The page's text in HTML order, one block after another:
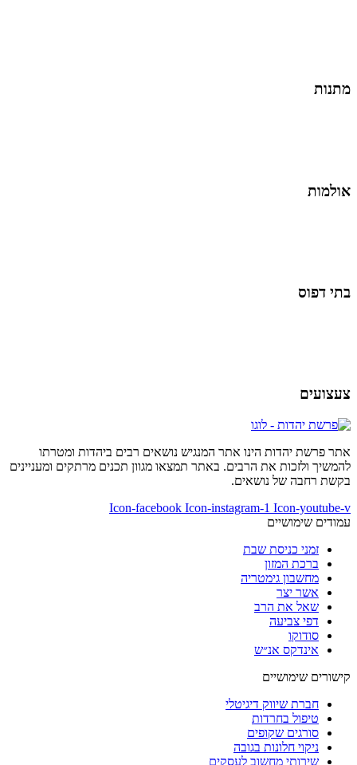
מתנות
אולמות
בתי דפוס
צעצועים
אתר פרשת יהדות הינו אתר המנגיש נושאים רבים ביהדות ומטרתו
להמשיך ולזכות את הרבים. באתר תמצאו מגוון תכנים מרתקים ומעניינים
בקשת רחבה של נושאים.
Icon-facebook Icon-instagram-1 Icon-youtube-v
עמודים שימושיים
זמני כניסת שבת
ברכת המזון
מחשבון גימטריה
אשר יצר
שאל את הרב
דפי צביעה
סודוקו
אינדקס אנ״ש
קישורים שימושיים
חברת שיווק דיגיטלי
טיפול בחרדות
סורגים שקופים
ניקוי חלונות בגובה
שירותי מחשוב לעסקים